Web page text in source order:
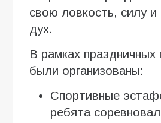
свою ловкость, силу
дух.
В рамках праздничных
были организованы:
Спортивные
ребята